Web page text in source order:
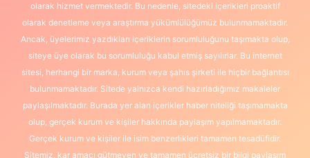
olarak hizmet vermektedir. Bu nedenle, sitedeki içerikleri proaktif
olarak denetleme veya araştırma yükümlülüğümüz bulunmamaktadır.
Ancak, üyelerimiz yazdıkları içeriklerin sorumluluğunu taşımakta olup,
siteye üye olarak bu sorumluluğu kabul etmiş sayılırlar. Bu internet
sitesi, herhangi bir marka, kurum veya şahıs şirketi ile hiçbir bağlantısı
bulunmamaktadır. Sitede yalnızca kendi hazırladığımız makaleler
paylaşılmaktadır. Burada yer alan içerikler haber niteliği taşımamakta
olup, gerçek kurum ve kişiler hakkında paylaşım yapılmamaktadır.
Gerçek kurum ve kişiler ile isim benzerlikleri tamamen tesadüfidir.
Sitemiz, kar amacı gütmeyen ve tamamen ücretsiz bir bilgi paylaşım